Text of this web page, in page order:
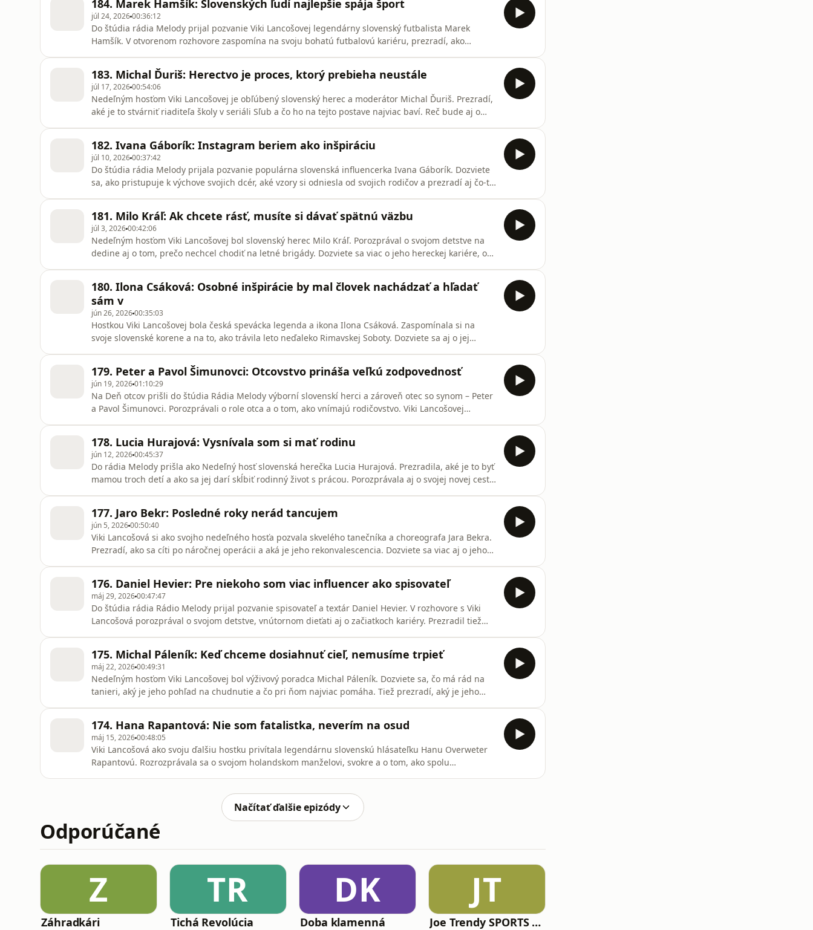
ako s
184. Marek Hamšík: Slovenských ľudí najlepšie spája šport
júl 24, 202600:36:12
Do štúdia rádia Melody prijal pozvanie Viki Lancošovej legendárny slovenský futbalista Marek
Hamšík. V otvorenom rozhovore zaspomína na svoju bohatú futbalovú kariéru, prezradí, ako
po ukončení profesionálnej kariéry – o tom, aké je striedať úlohu trénera a otca a ako si užíva svoj
futbalový dôcho
183. Michal Ďuriš: Herectvo je proces, ktorý prebieha neustále
júl 17, 202600:54:06
Nedeľným hosťom Viki Lancošovej je obľúbený slovenský herec a moderátor Michal Ďuriš. Prezradí,
aké je to stvárniť riaditeľa školy v seriáli Sľub a čo ho na tejto postave najviac baví. Reč bude aj o
kedysi odzneli.
182. Ivana Gáborík: Instagram beriem ako inšpiráciu
júl 10, 202600:37:42
Do štúdia rádia Melody prijala pozvanie populárna slovenská influencerka Ivana Gáborík. Dozviete
sa, ako pristupuje k výchove svojich dcér, aké vzory si odniesla od svojich rodičov a prezradí aj čo-to
181. Milo Kráľ: Ak chcete rásť, musíte si dávať spätnú väzbu
júl 3, 202600:42:06
Nedeľným hosťom Viki Lancošovej bol slovenský herec Milo Kráľ. Porozprával o svojom detstve na
dedine aj o tom, prečo nechcel chodiť na letné brigády. Dozviete sa viac o jeho hereckej kariére, o
180. Ilona Csáková: Osobné inšpirácie by mal človek nachádzať a hľadať
sám v
jún 26, 202600:35:03
Hostkou Viki Lancošovej bola česká spevácka legenda a ikona Ilona Csáková. Zaspomínala si na
svoje slovenské korene a na to, ako trávila leto neďaleko Rimavskej Soboty. Dozviete sa aj o jej
porozprávala o svojom manželovi aj synoch.
179. Peter a Pavol Šimunovci: Otcovstvo prináša veľkú zodpovednosť
jún 19, 202601:10:29
Na Deň otcov prišli do štúdia Rádia Melody výborní slovenskí herci a zároveň otec so synom – Peter
a Pavol Šimunovci. Porozprávali o role otca a o tom, ako vnímajú rodičovstvo. Viki Lancošovej
divad
178. Lucia Hurajová: Vysnívala som si mať rodinu
jún 12, 202600:45:37
Do rádia Melody prišla ako Nedeľný hosť slovenská herečka Lucia Hurajová. Prezradila, aké je to byť
mamou troch detí a ako sa jej darí skĺbiť rodinný život s prácou. Porozprávala aj o svojej novej ceste
177. Jaro Bekr: Posledné roky nerád tancujem
jún 5, 202600:50:40
Viki Lancošová si ako svojho nedeľného hosťa pozvala skvelého tanečníka a choreografa Jara Bekra.
Prezradí, ako sa cíti po náročnej operácii a aká je jeho rekonvalescencia. Dozviete sa viac aj o jeho
176. Daniel Hevier: Pre niekoho som viac influencer ako spisovateľ
máj 29, 202600:47:47
Do štúdia rádia Rádio Melody prijal pozvanie spisovateľ a textár Daniel Hevier. V rozhovore s Viki
Lancošová porozprával o svojom detstve, vnútornom dieťati aj o začiatkoch kariéry. Prezradil tiež
175. Michal Páleník: Keď chceme dosiahnuť cieľ, nemusíme trpieť
máj 22, 202600:49:31
Nedeľným hosťom Viki Lancošovej bol výživový poradca Michal Páleník. Dozviete sa, čo má rád na
tanieri, aký je jeho pohľad na chudnutie a čo pri ňom najviac pomáha. Tiež prezradí, aký je jeho
174. Hana Rapantová: Nie som fatalistka, neverím na osud
máj 15, 202600:48:05
Viki Lancošová ako svoju ďalšiu hostku privítala legendárnu slovenskú hlásateľku Hanu Overweter
Rapantovú. Rozrozprávala sa o svojom holandskom manželovi, svokre a o tom, ako spolu
Načítať ďalšie epizódy
Odporúčané
Z
Záhradkári
TR
Tichá Revolúcia
DK
Doba klamenná
JT
Joe Trendy SPORTS podcast